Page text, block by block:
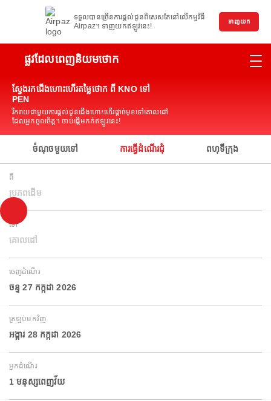
ទទួលបានច្រើនការផ្តល់ជូនពិសេសតែនៅលើកម្មវិធី
Airpaz។ ទាញយកឥឡូវនេះ!
ទាញយក
ផ្លូវដែលពេញនិយមថោក
ស្វែងរកជើងហោះហើរតម្លៃថោក ពី KNO ទៅ
PEN
រីករាយជាមួយការផ្តល់ជូនជើងហោះហើរផ្តាច់មុខទៅគោលដៅ
ដែលអ្នកចូលចិត្ត។ ចាប់ផ្តើមកក់ឥឡូវនេះ!
ចំណុចមួយទៅ ការធ្វើដំណើរជុំ ពហុទីក្រុង
ពី
ប្រភពដើម
ទៅ
គោលដៅ
ចេញដំណើរ
ចន្ទ 27 កក្កដា 2026
ត្រឡប់មកវិញ
អង្គារ 28 កក្កដា 2026
អ្នកដំណើរ
1 មនុស្សពេញវ័យ